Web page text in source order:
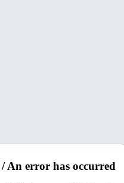
An error has occurred